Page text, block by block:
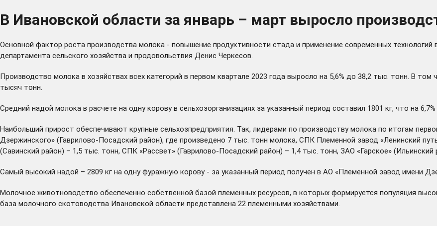
В Ивановской области за январь – март выросло
Основной фактор роста производства молока - повышение продуктивности стада и применение современных
департамента сельского хозяйства и продовольствия Денис Черкесов.
Производство молока в хозяйствах всех категорий в первом квартале 2023 года выросло на 5,6% до 38,2 тыс. тонн. В том
тысяч тонн.
Средний надой молока в расчете на одну корову в сельхозорганизациях за указанный период составил 1801 кг, что на
Наибольший прирост обеспечивают крупные сельхозпредприятия. Так, лидерами по производству молока по итогам
Дзержинского» (Гаврилово-Посадский район), где произведено 7 тыс. тонн молока, СПК Племенной завод «Ленинский
(Савинский район) – 1,5 тыс. тонн, СПК «Рассвет» (Гаврилово-Посадский район) – 1,4 тыс. тонн, ЗАО «Гарское» (Ильинский
Самый высокий надой – 2809 кг на одну фуражную корову - за указанный период получен в АО «Племенной завод имени
Молочное животноводство обеспеченно собственной базой племенных ресурсов, в которых формируется популяция
база молочного скотоводства Ивановской области представлена 22 племенными хозяйствами.